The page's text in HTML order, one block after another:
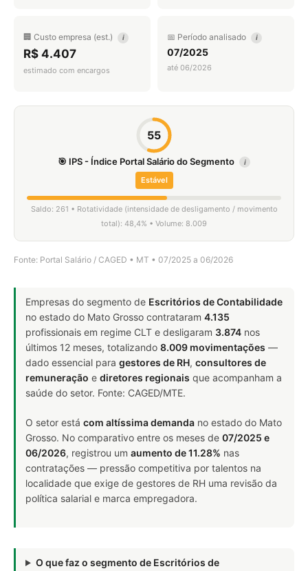
🏢 Custo empresa (est.) i
R$ 4.407
estimado com encargos
📅 Período analisado i
07/2025
até 06/2026
55
🎯 IPS - Índice Portal Salário do Segmento i
Estável
Saldo: 261 • Rotatividade (intensidade de desligamento / movimento
total): 48,4% • Volume: 8.009
Fonte: Portal Salário / CAGED • MT • 07/2025 a 06/2026
Empresas do segmento de Escritórios de Contabilidade
no estado do Mato Grosso contrataram 4.135
profissionais em regime CLT e desligaram 3.874 nos
últimos 12 meses, totalizando 8.009 movimentações —
dado essencial para gestores de RH, consultores de
remuneração e diretores regionais que acompanham a
saúde do setor. Fonte: CAGED/MTE.
O setor está com altíssima demanda no estado do Mato
Grosso. No comparativo entre os meses de 07/2025 e
06/2026, registrou um aumento de 11.28% nas
contratações — pressão competitiva por talentos na
localidade que exige de gestores de RH uma revisão da
política salarial e marca empregadora.
O que faz o segmento de Escritórios de